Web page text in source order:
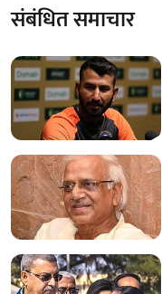
संबंधित समाचार